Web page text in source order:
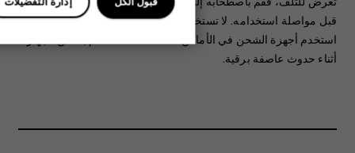
قبل مواصلة استخدامه. لا تستخدم أبدًا أية بطارية أو جهاز شحن تالف.
استخدم أجهزة الشحن في الأماكن المغلقة فقط. لا تقم بشحن الجهاز
أثناء حدوث عاصفة برقية.